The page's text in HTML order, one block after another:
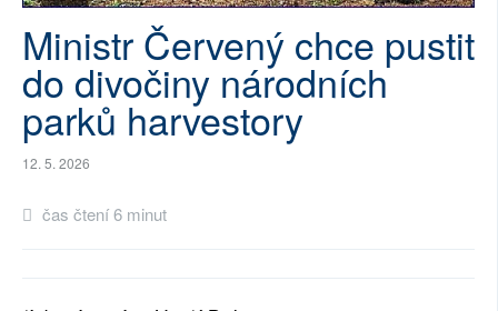
SOCIÁLNÍ SÍTĚ
RUBRIKY
PLNÁ VERZE STRÁNEK
Ministr Červený chce pustit
do divočiny národních
parků harvestory
12. 5. 2026
čas čtení 6 minut